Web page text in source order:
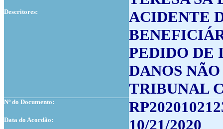
Descritores:
ACIDENTE
PEDIDO DE
DANOS
TRIBUNAL
Nº do Documento:
Data do Acordão: 10/21/2020